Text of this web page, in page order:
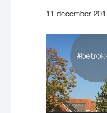
11 december
Videospeler